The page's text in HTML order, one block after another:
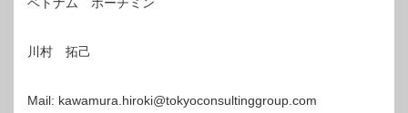
川村 拓己
Mail: kawamura.hiroki@tokyoconsultinggroup.com